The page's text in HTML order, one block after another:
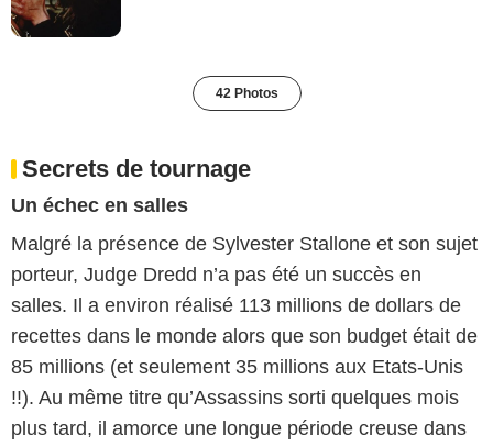
42 Photos
Secrets de tournage
Un échec en salles
Malgré la présence de Sylvester Stallone et son sujet
porteur, Judge Dredd n’a pas été un succès en
salles. Il a environ réalisé 113 millions de dollars de
recettes dans le monde alors que son budget était de
85 millions (et seulement 35 millions aux Etats-Unis
!!). Au même titre qu’Assassins sorti quelques mois
plus tard, il amorce une longue période creuse dans